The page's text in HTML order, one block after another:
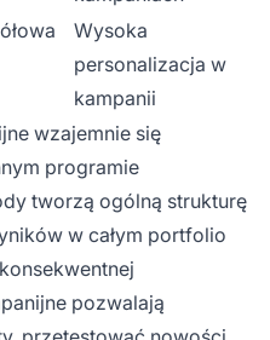
Wysoka
personalizacja w
kampanii
wzajemnie się
programie
tworzą ogólną strukturę
w całym portfolio
pozwalają